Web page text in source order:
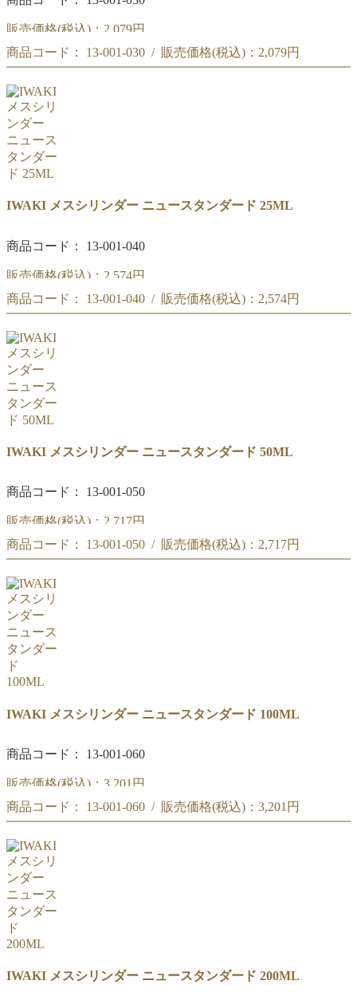
販売価格(税込)： 2,079円
IWAKI メスシリンダー ニュースタンダード 20ML
商品コード： 13-001-030 / 販売価格(税込)： 2,079円
IWAKI メスシリンダー ニュースタンダード 20ML
IWAKI メスシリンダー ニュースタンダード 25ML
商品コード： 13-001-040
販売価格(税込)： 2,574円
IWAKI メスシリンダー ニュースタンダード 25ML
商品コード： 13-001-040 / 販売価格(税込)： 2,574円
IWAKI メスシリンダー ニュースタンダード 25ML
IWAKI メスシリンダー ニュースタンダード 50ML
商品コード： 13-001-050
販売価格(税込)： 2,717円
IWAKI メスシリンダー ニュースタンダード 50ML
商品コード： 13-001-050 / 販売価格(税込)： 2,717円
IWAKI メスシリンダー ニュースタンダード 50ML
IWAKI メスシリンダー ニュースタンダード 100ML
商品コード： 13-001-060
販売価格(税込)： 3,201円
IWAKI メスシリンダー ニュースタンダード 100ML
商品コード： 13-001-060 / 販売価格(税込)： 3,201円
IWAKI メスシリンダー ニュースタンダード 100ML
IWAKI メスシリンダー ニュースタンダード 200ML